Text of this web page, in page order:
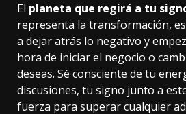
El planeta que regirá a tu
representa la transformación,
a dejar atrás lo negativo y
hora de iniciar el negocio o
deseas. Sé consciente de tu
discusiones, tu signo junto a
fuerza para superar cualquier